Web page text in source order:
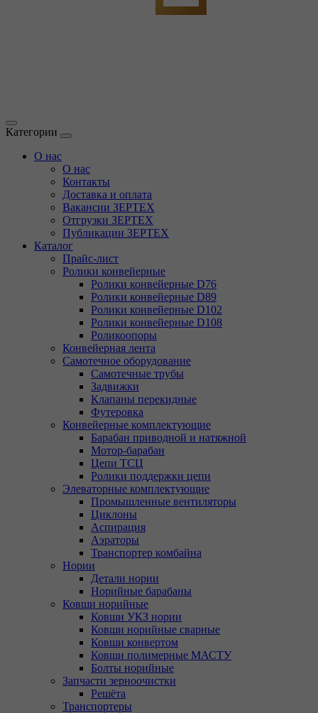
Категории
О нас
О нас
Контакты
Доставка и оплата
Вакансии ЗЕРТЕХ
Отгрузки ЗЕРТЕХ
Публикации ЗЕРТЕХ
Каталог
Прайс-лист
Ролики конвейерные
Ролики конвейерные D76
Ролики конвейерные D89
Ролики конвейерные D102
Ролики конвейерные D108
Роликоопоры
Конвейерная лента
Самотечное оборудование
Самотечные трубы
Задвижки
Клапаны перекидные
Футеровка
Конвейерные комплектующие
Барабан приводной и натяжной
Мотор-барабан
Цепи ТСЦ
Ролики поддержки цепи
Элеваторные комплектующие
Промышленные вентиляторы
Циклоны
Аспирация
Аэраторы
Транспортер комбайна
Нории
Детали нории
Норийные барабаны
Ковши норийные
Ковши УКЗ нории
Ковши норийные сварные
Ковши конвертом
Ковши полимерные МАСТУ
Болты норийные
Запчасти зерноочистки
Решёта
Транспортеры